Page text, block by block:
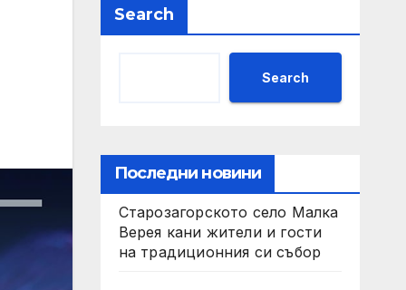
Search
Search
Последни новини
Старозагорското село Малка
Верея кани жители и гости
на традиционния си събор